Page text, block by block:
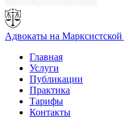
Адвокаты на Марксистской
Главная
Услуги
Публикации
Практика
Тарифы
Контакты